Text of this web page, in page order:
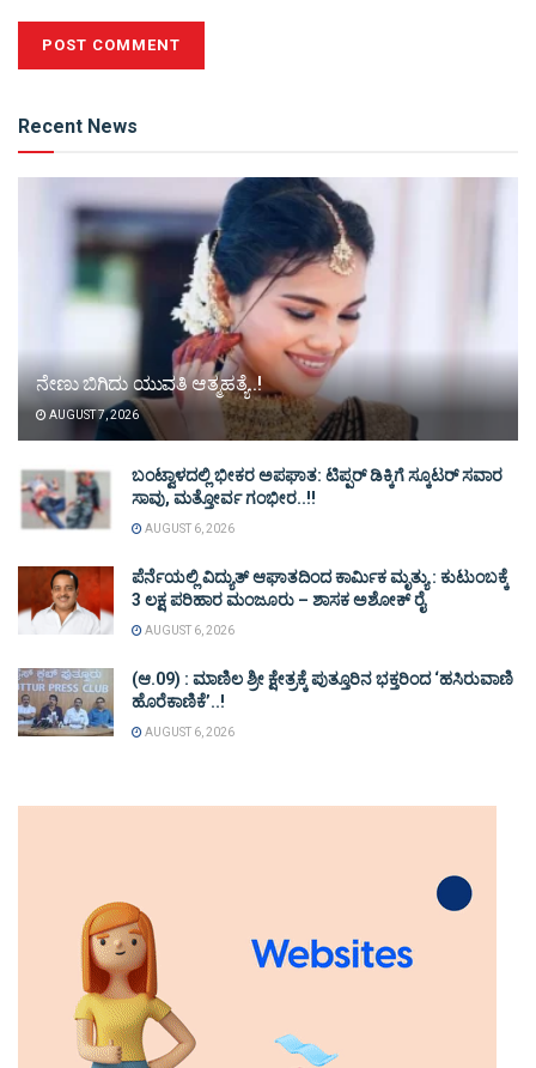
Recent News
ನೇಣು ಬಿಗಿದು ಯುವತಿ ಆತ್ಮಹತ್ಯೆ..!
AUGUST 7, 2026
ಬಂಟ್ವಾಳದಲ್ಲಿ ಭೀಕರ ಅಪಘಾತ: ಟಿಪ್ಪರ್ ಡಿಕ್ಕಿಗೆ ಸ್ಕೂಟರ್ ಸವಾರ
ಸಾವು, ಮತ್ತೋರ್ವ ಗಂಭೀರ..!!
AUGUST 6, 2026
ಪೆರ್ನೆಯಲ್ಲಿ ವಿದ್ಯುತ್ ಆಘಾತದಿಂದ ಕಾರ್ಮಿಕ ಮೃತ್ಯು : ಕುಟುಂಬಕ್ಕೆ
3 ಲಕ್ಷ ಪರಿಹಾರ ಮಂಜೂರು – ಶಾಸಕ ಅಶೋಕ್ ರೈ
AUGUST 6, 2026
(ಆ.09) : ಮಾಣಿಲ ಶ್ರೀ ಕ್ಷೇತ್ರಕ್ಕೆ ಪುತ್ತೂರಿನ ಭಕ್ತರಿಂದ ‘ಹಸಿರುವಾಣಿ
ಹೊರೆಕಾಣಿಕೆ’..!
AUGUST 6, 2026